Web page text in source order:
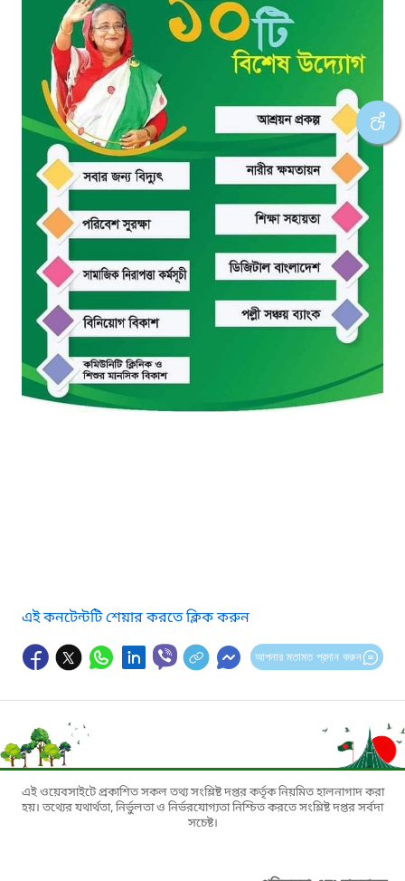
এই কনটেন্টটি শেয়ার করতে ক্লিক করুন
আপনার মতামত প্রদান করুন
এই ওয়েবসাইটে প্রকাশিত সকল তথ্য সংশ্লিষ্ট দপ্তর কর্তৃক নিয়মিত হালনাগাদ করা
হয়। তথ্যের যথার্থতা, নির্ভুলতা ও নির্ভরযোগ্যতা নিশ্চিত করতে সংশ্লিষ্ট দপ্তর সর্বদা
সচেষ্ট।